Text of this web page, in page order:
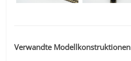
Verwandte Modellkonstruktionen